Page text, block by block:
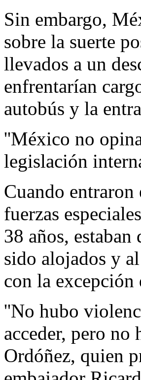
Sin embargo,
sobre la suerte
llevados a un
enfrentarían
autobús y la
''México no
legislación
Cuando entraron
fuerzas
38 años,
sido alojados y
con la excepción
''No hubo
acceder, pero
Ordóñez, quien